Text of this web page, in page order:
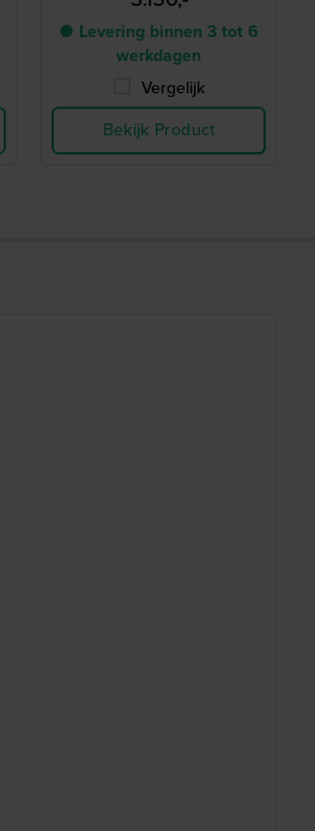
● Levering binnen 3 tot 6
werkdagen
Vergelijk
Bekijk Product